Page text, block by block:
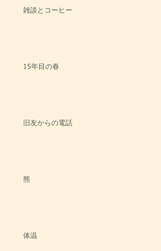
雑談とコーヒー
15年目の春
旧友からの電話
熊
体温